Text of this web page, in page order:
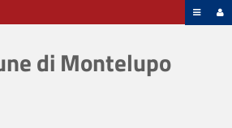
di Montelupo